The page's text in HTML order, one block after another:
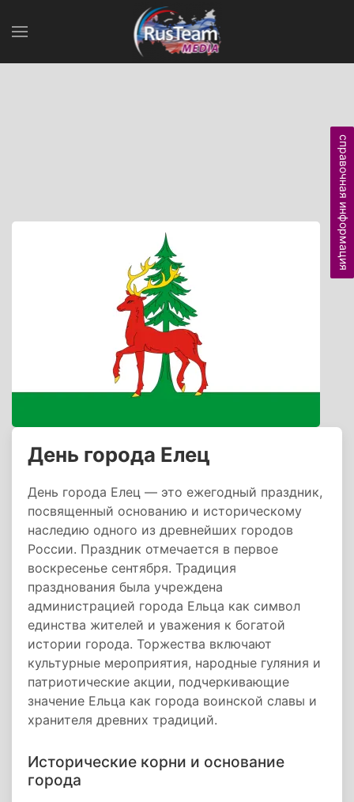
День города Елец
День города Елец — это ежегодный праздник,
посвященный основанию и историческому
наследию одного из древнейших городов
России. Праздник отмечается в первое
воскресенье сентября. Традиция
празднования была учреждена
администрацией города Ельца как символ
единства жителей и уважения к богатой
истории города. Торжества включают
культурные мероприятия, народные гуляния и
патриотические акции, подчеркивающие
значение Ельца как города воинской славы и
хранителя древних традиций.
Исторические корни и основание
города
справочная информация